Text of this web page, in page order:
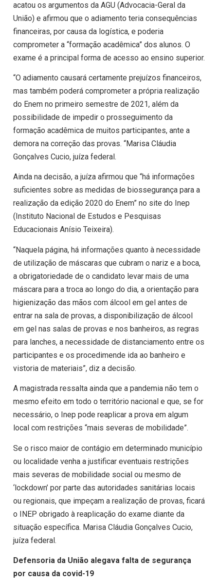
acatou os argumentos da AGU (Advocacia-Geral da
União) e afirmou que o adiamento teria consequências
financeiras, por causa da logística, e poderia
comprometer a “formação acadêmica” dos alunos. O
exame é a principal forma de acesso ao ensino superior.
“O adiamento causará certamente prejuízos financeiros,
mas também poderá comprometer a própria realização
do Enem no primeiro semestre de 2021, além da
possibilidade de impedir o prosseguimento da
formação acadêmica de muitos participantes, ante a
demora na correção das provas. “Marisa Cláudia
Gonçalves Cucio, juíza federal.
Ainda na decisão, a juíza afirmou que “há informações
suficientes sobre as medidas de biossegurança para a
realização da edição 2020 do Enem” no site do Inep
(Instituto Nacional de Estudos e Pesquisas
Educacionais Anísio Teixeira).
“Naquela página, há informações quanto à necessidade
de utilização de máscaras que cubram o nariz e a boca,
a obrigatoriedade de o candidato levar mais de uma
máscara para a troca ao longo do dia, a orientação para
higienização das mãos com álcool em gel antes de
entrar na sala de provas, a disponibilização de álcool
em gel nas salas de provas e nos banheiros, as regras
para lanches, a necessidade de distanciamento entre os
participantes e os procedimende ida ao banheiro e
vistoria de materiais”, diz a decisão.
A magistrada ressalta ainda que a pandemia não tem o
mesmo efeito em todo o território nacional e que, se for
necessário, o Inep pode reaplicar a prova em algum
local com restrições “mais severas de mobilidade”.
Se o risco maior de contágio em determinado município
ou localidade venha a justificar eventuais restrições
mais severas de mobilidade social ou mesmo de
‘lockdown’ por parte das autoridades sanitárias locais
ou regionais, que impeçam a realização de provas, ficará
o INEP obrigado à reaplicação do exame diante da
situação específica. Marisa Cláudia Gonçalves Cucio,
juíza federal.
Defensoria da União alegava falta de segurança
por causa da covid-19